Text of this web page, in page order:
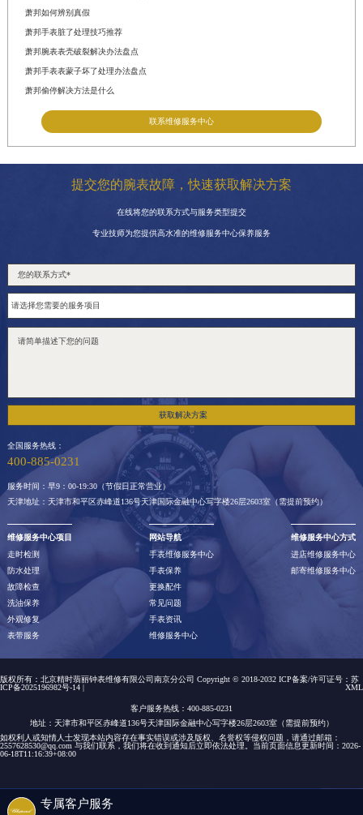
萧邦如何辨别真假
萧邦手表脏了处理技巧推荐
萧邦腕表表壳破裂解决办法盘点
萧邦手表表蒙子坏了处理办法盘点
萧邦偷停解决方法是什么
联系维修服务中心
提交您的腕表故障，快速获取解决方案
在线将您的联系方式与服务类型提交
专业技师为您提供高水准的维修服务中心保养服务
获取解决方案
全国服务热线：
400-885-0231
服务时间：早9：00-19:30（节假日正常营业）
天津地址：天津市和平区赤峰道136号天津国际金融中心写字楼26层2603室（需提前预约）
维修服务中心项目
走时检测
防水处理
故障检查
洗油保养
外观修复
表带服务
网站导航
手表维修服务中心
手表保养
更换配件
常见问题
手表资讯
维修服务中心
维修服务中心方式
进店维修服务中心
邮寄维修服务中心
版权所有：北京精时翡丽钟表维修有限公司南京分公司 Copyright © 2018-2032 ICP备案/许可证号： 苏
ICP备2025196982号-14 | XML
客户服务热线：400-885-0231
地址：天津市和平区赤峰道136号天津国际金融中心写字楼26层2603室（需提前预约）
如权利人或知情人士发现本站内容存在事实错误或涉及版权、名誉权等侵权问题，请通过邮箱：
2557628530@qq.com 与我们联系，我们将在收到通知后立即依法处理。当前页面信息更新时间：2026-
06-18T11:16:39+08:00
专属客户服务